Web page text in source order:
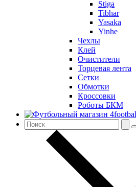
Stiga
Tibhar
Yasaka
Yinhe
Чехлы
Клей
Очистители
Торцевая лента
Сетки
Обмотки
Кроссовки
Роботы БКМ